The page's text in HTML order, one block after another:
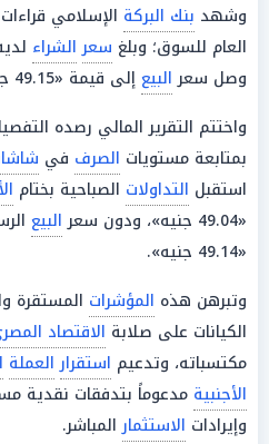
وشهد بنك البركة الإسلامي
العام للسوق؛ وبلغ سعر الشراء
وصل سعرالبيعإلى قيمة «49.15 جنيه».
واختتم التقرير المالي رصده
بمتابعة مستويات الصرف في
استقبل التداولات الصباحية بختام
«49.04 جنيه»، ودون سعر
البيع
«49.14 جنيه».
وتبرهن هذه المؤشرات المستقرة
الكيانات على صلابة الاقتصاد
مكتسباته، وتدعيم استقرار العملة
الأجنبية مدعوماً بتدفقات نقدية
وإيرادات الاستثمارالمباشر.